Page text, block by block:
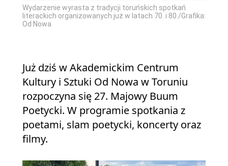
Wydarzenie wyrasta z tradycji toruńskich spotkań
literackich organizowanych już w latach 70. i 80./Grafika:
Od Nowa
Już dziś w Akademickim Centrum
Kultury i Sztuki Od Nowa w Toruniu
rozpoczyna się 27. Majowy Buum
Poetycki. W programie spotkania z
poetami, slam poetycki, koncerty oraz
filmy.